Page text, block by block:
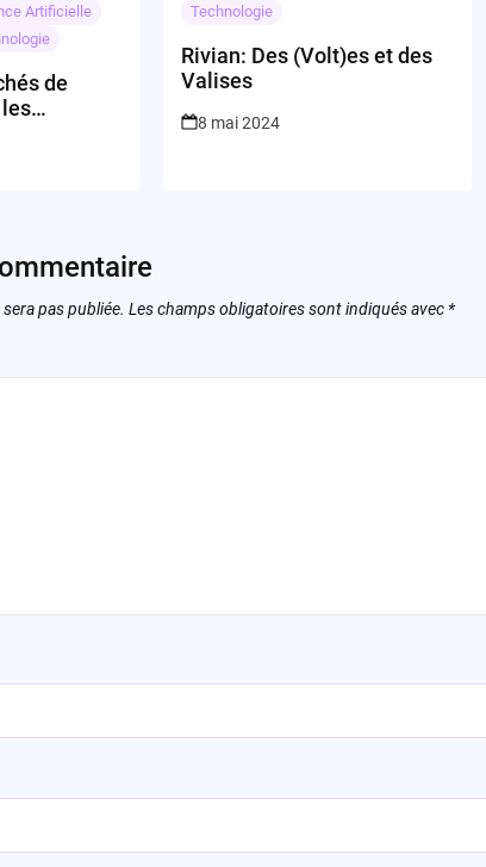
Artificielle
de
Technologie
Rivian: Des (Volt)es et des
Valises
8 mai 2024
pas publiée. Les champs obligatoires sont indiqués avec *